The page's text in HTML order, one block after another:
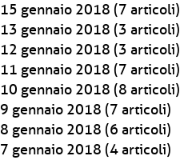
15 gennaio 2018 (7 articoli)
13 gennaio 2018 (3 articoli)
12 gennaio 2018 (3 articoli)
11 gennaio 2018 (7 articoli)
10 gennaio 2018 (8 articoli)
9 gennaio 2018 (7 articoli)
8 gennaio 2018 (6 articoli)
7 gennaio 2018 (4 articoli)